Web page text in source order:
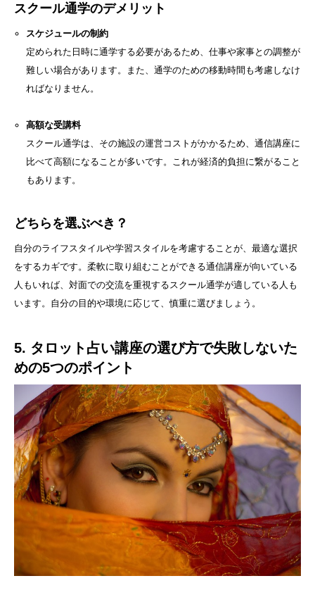
スクール通学のデメリット
スケジュールの制約
定められた日時に通学する必要があるため、仕事や家事との調整が
難しい場合があります。また、通学のための移動時間も考慮しなけ
ればなりません。
高額な受講料
スクール通学は、その施設の運営コストがかかるため、通信講座に
比べて高額になることが多いです。これが経済的負担に繋がること
もあります。
どちらを選ぶべき？
自分のライフスタイルや学習スタイルを考慮することが、最適な選択
をするカギです。柔軟に取り組むことができる通信講座が向いている
人もいれば、対面での交流を重視するスクール通学が適している人も
います。自分の目的や環境に応じて、慎重に選びましょう。
5. タロット占い講座の選び方で失敗しないた
めの5つのポイント